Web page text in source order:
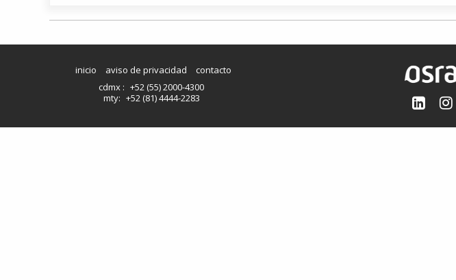
inicio aviso de privacidad
contacto
cdmx : +52 (55) 2000-4300
mty: +52 (81) 4444-2283